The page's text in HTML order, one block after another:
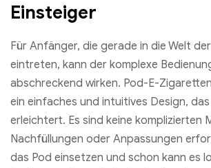
Einsteiger
Für Anfänger, die gerade in die Welt
eintreten, kann der komplexe
abschreckend wirken. Pod-E-
ein einfaches und intuitives Design,
erleichtert. Es sind keine komplizierten
Nachfüllungen oder Anpassungen
das Pod einsetzen und schon kann es